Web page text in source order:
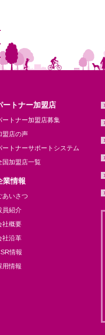
ートナー加盟店
ートナー加盟店募集
盟店の声
ートナーサポートシステム
国加盟店一覧
業情報
あいさつ
員紹介
社概要
社沿革
情報
用情報